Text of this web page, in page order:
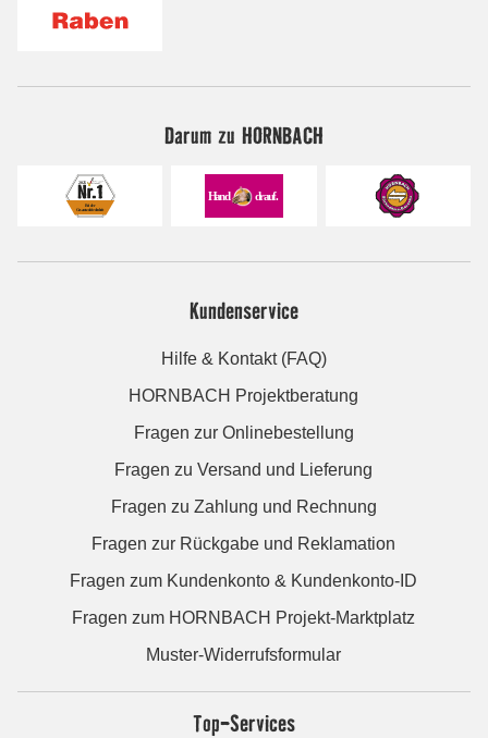
Darum zu HORNBACH
Kundenservice
Hilfe & Kontakt (FAQ)
HORNBACH Projektberatung
Fragen zur Onlinebestellung
Fragen zu Versand und Lieferung
Fragen zu Zahlung und Rechnung
Fragen zur Rückgabe und Reklamation
Fragen zum Kundenkonto & Kundenkonto-ID
Fragen zum HORNBACH Projekt-Marktplatz
Muster-Widerrufsformular
Top-Services